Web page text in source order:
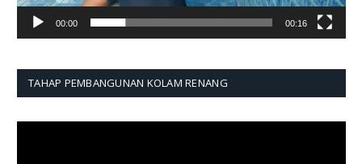
00:00 00:16
TAHAP PEMBANGUNAN KOLAM RENANG